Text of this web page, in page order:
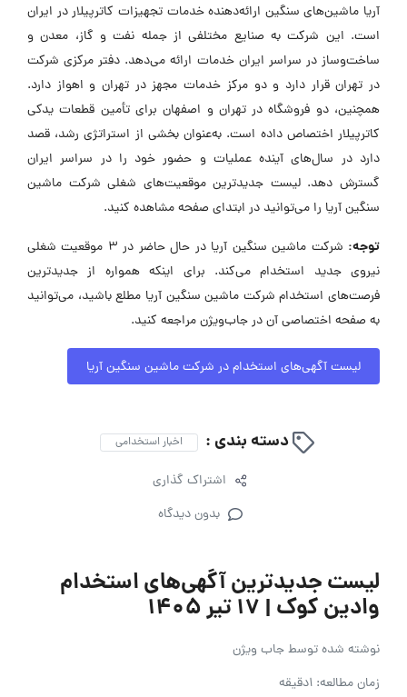
آریا ماشین‌های سنگین ارائه‌دهنده خدمات تجهیزات کاترپیلار در ایران
است. این شرکت به صنایع مختلفی از جمله نفت و گاز، معدن و
ساخت‌وساز در سراسر ایران خدمات ارائه می‌دهد. دفتر مرکزی شرکت
در تهران قرار دارد و دو مرکز خدمات مجهز در تهران و اهواز دارد.
همچنین، دو فروشگاه در تهران و اصفهان برای تأمین قطعات یدکی
کاترپیلار اختصاص داده است. به‌عنوان بخشی از استراتژی رشد، قصد
دارد در سال‌های آینده عملیات و حضور خود را در سراسر ایران
گسترش دهد. لیست جدیدترین موقعیت‌های شغلی شرکت ماشین
سنگین آریا را می‌توانید در ابتدای صفحه مشاهده کنید.
توجه:
شرکت ماشین سنگین آریا در حال حاضر در ۳ موقعیت شغلی
نیروی جدید استخدام می‌کند. برای اینکه همواره از جدیدترین
فرصت‌های استخدام شرکت ماشین سنگین آریا مطلع باشید، می‌توانید
به صفحه اختصاصی آن در جاب‌ویژن مراجعه کنید.
لیست آگهی‌های استخدام در شرکت ماشین سنگین آریا
دسته بندی : اخبار استخدامی
اشتراک گذاری
بدون دیدگاه
لیست جدیدترین آگهی‌های استخدام
وادین کوک | ۱۷ تیر ۱۴۰۵
نوشته شده توسطجاب ویژن
زمان مطالعه: 1دقیقه